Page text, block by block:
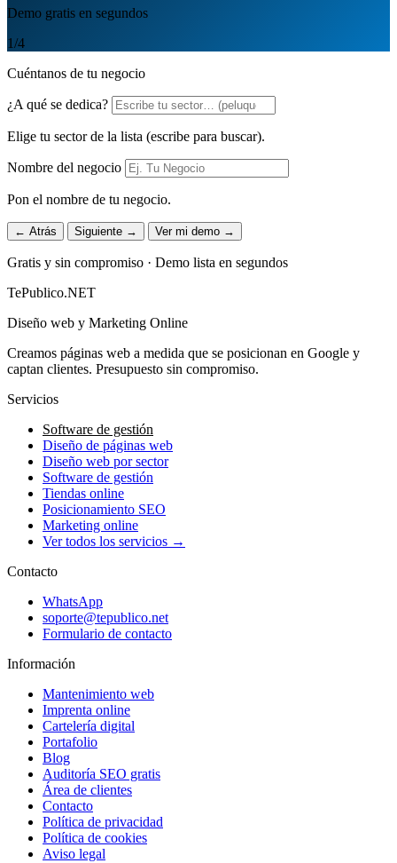
Demo gratis en segundos
1/4
Cuéntanos de tu negocio
¿A qué se dedica?
Elige tu sector de la lista (escribe para buscar).
Nombre del negocio
Pon el nombre de tu negocio.
← Atrás Siguiente → Ver mi demo →
Gratis y sin compromiso · Demo lista en segundos
TePublico.NET
Diseño web y Marketing Online
Creamos páginas web a medida que se posicionan en Google y
captan clientes. Presupuesto sin compromiso.
Servicios
Software de gestión
Diseño de páginas web
Diseño web por sector
Software de gestión
Tiendas online
Posicionamiento SEO
Marketing online
Ver todos los servicios →
Contacto
WhatsApp
soporte@tepublico.net
Formulario de contacto
Información
Mantenimiento web
Imprenta online
Cartelería digital
Portafolio
Blog
Auditoría SEO gratis
Área de clientes
Contacto
Política de privacidad
Política de cookies
Aviso legal